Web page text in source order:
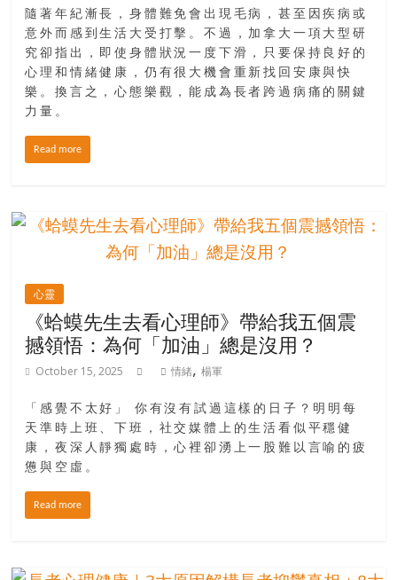
隨著年紀漸長，身體難免會出現毛病，甚至因疾病或
意外而感到生活大受打擊。不過，加拿大一項大型研
究卻指出，即使身體狀況一度下滑，只要保持良好的
心理和情緒健康，仍有很大機會重新找回安康與快
樂。換言之，心態樂觀，能成為長者跨過病痛的關鍵
力量。
Read more
心靈
《蛤蟆先生去看心理師》帶給我五個震
撼領悟：為何「加油」總是沒用？
October 15, 2025 情緒,楊軍
「感覺不太好」 你有沒有試過這樣的日子？明明每
天準時上班、下班，社交媒體上的生活看似平穩健
康，夜深人靜獨處時，心裡卻湧上一股難以言喻的疲
憊與空虛。
Read more